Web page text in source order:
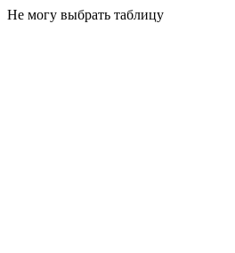
Не могу выбрать таблицу